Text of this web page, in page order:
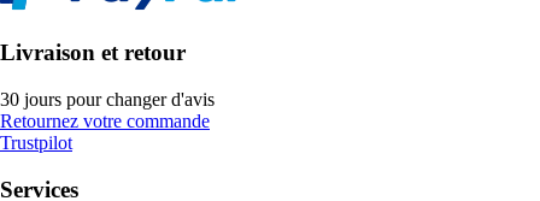
Livraison et retour
30 jours pour changer d'avis
Retournez votre commande
Trustpilot
Services